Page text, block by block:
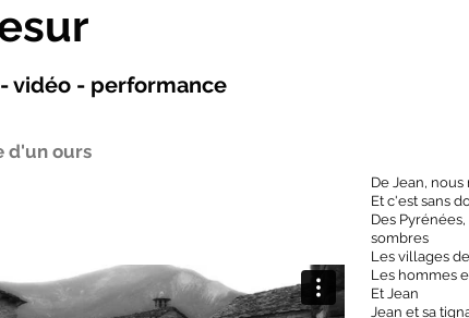
vidéo - performance
d'un ours
De Jean,
Et c'est sans
Des
sombres
Les villages
Les hommes
Et Jean
Jean et sa